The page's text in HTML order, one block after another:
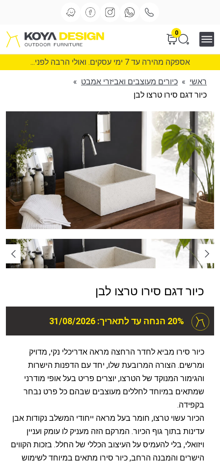
0
אספקה מהירה עד 7 ימי עסקים. ואולי הרבה לפני...
ראשי » כיורים מעוצבים ואביזרי אמבט »
כיור דגם סירו טרצו לבן
כיור דגם סירו טרצו לבן
20% הנחה עד לתאריך: 31/08/2026
כיור סירו מביא לחדר הרחצה מראה אדריכלי נקי, מדויק
ומרשים. הצורה המרובעת שלו, יחד עם הדפנות הישרות
והגימור המנוקד של הטרצו, יוצרים פריט בעל אופי מודרני
שמתאים במיוחד לחללים מעוצבים שבהם כל פרט נבחר
בקפידה.
הכיור עשוי טרצו, חומר בעל מראה ייחודי המשלב נקודות אבן
עדינות בתוך גוף הכיור. המרקם הזה מעניק לו עומק ועניין
ויזואלי, בלי להעמיס על העיצוב הכללי של החלל. בזכות הקווים
הישרים והמבנה הרחב, כיור סירו מתאים במיוחד לשימוש